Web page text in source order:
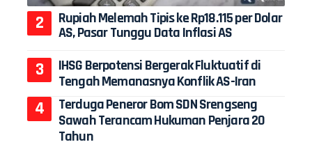
Rupiah Melemah Tipis ke Rp18.115 per Dolar
AS, Pasar Tunggu Data Inflasi AS
IHSG Berpotensi Bergerak Fluktuatif di
Tengah Memanasnya Konflik AS-Iran
Terduga Peneror Bom SDN Srengseng
Sawah Terancam Hukuman Penjara 20
Tahun